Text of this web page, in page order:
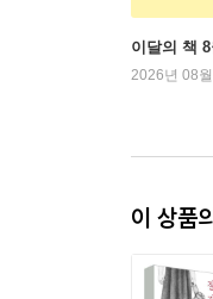
이달의 책
2026년 08
이 상품